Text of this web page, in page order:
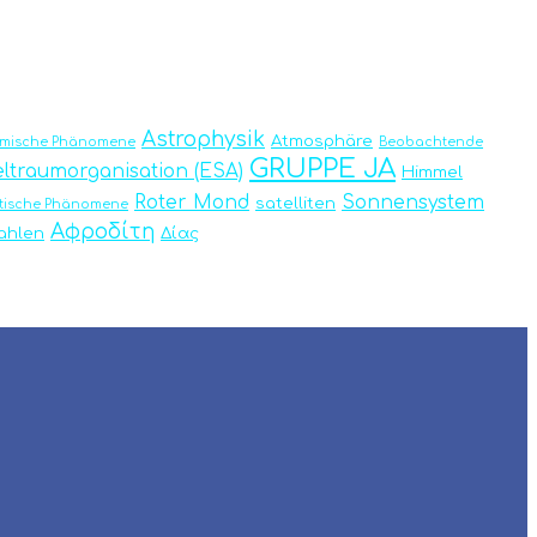
Phänomene Astrophysik Atmosphäre Beobachtende
(ESA) GRUPPE JA Himmel
Phänomene Roter Mond satelliten Sonnensystem
Αφροδίτη Δίας